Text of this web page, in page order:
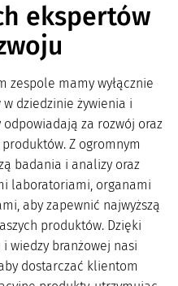
ekspertów
zespole mamy wyłącznie
dziedzinie żywienia i
za rozwój oraz
Z ogromnym
badania i analizy oraz
laboratoriami, organami
aby zapewnić najwyższą
produktów. Dzięki
wiedzy branżowej nasi
dostarczać klientom